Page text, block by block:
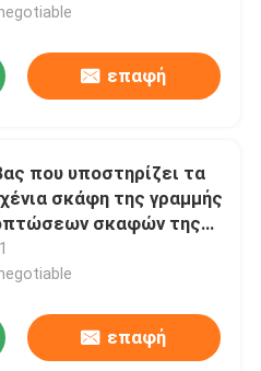
επαφή
που υποστηρίζει τα
σκάφη της γραμμής
σκαφών της
ένδυσης κεραμικών
επαφή